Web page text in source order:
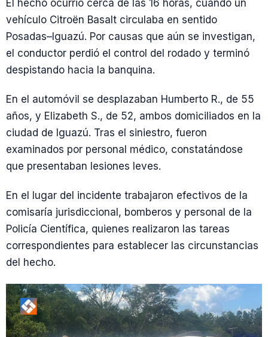
El hecho ocurrió cerca de las 16 horas, cuando un
vehículo Citroën Basalt circulaba en sentido
Posadas–Iguazú. Por causas que aún se investigan,
el conductor perdió el control del rodado y terminó
despistando hacia la banquina.
En el automóvil se desplazaban Humberto R., de 55
años, y Elizabeth S., de 52, ambos domiciliados en la
ciudad de Iguazú. Tras el siniestro, fueron
examinados por personal médico, constatándose
que presentaban lesiones leves.
En el lugar del incidente trabajaron efectivos de la
comisaría jurisdiccional, bomberos y personal de la
Policía Científica, quienes realizaron las tareas
correspondientes para establecer las circunstancias
del hecho.